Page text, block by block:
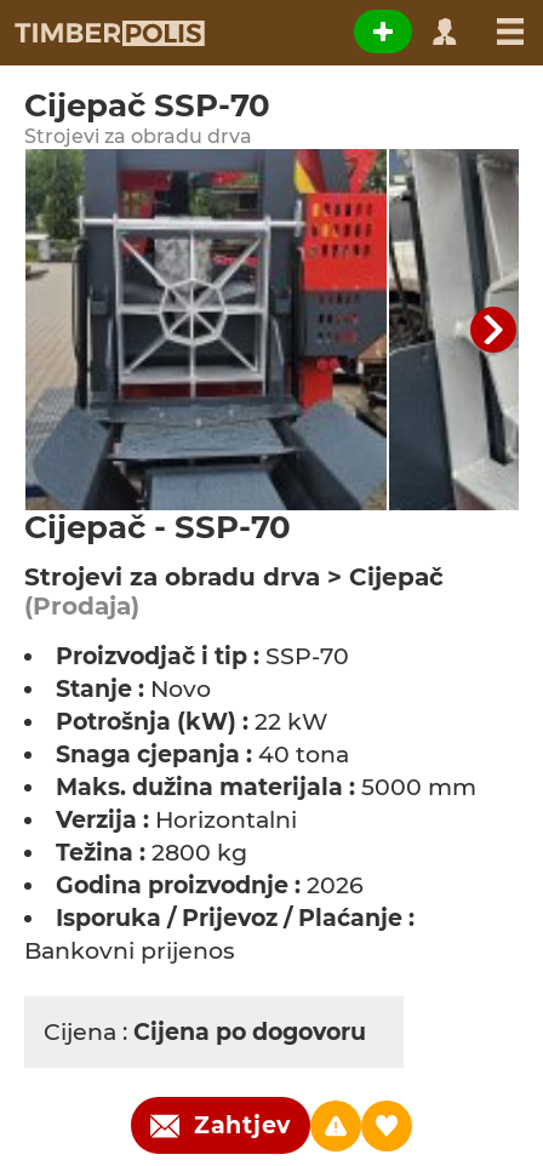
Cijepač SSP-70
Strojevi za obradu drva
Cijepač - SSP-70
Strojevi za obradu drva > Cijepač
(Prodaja)
Proizvodjač i tip : SSP-70
Stanje : Novo
Potrošnja (kW) : 22 kW
Snaga cjepanja : 40 tona
Maks. dužina materijala : 5000 mm
Verzija : Horizontalni
Težina : 2800 kg
Godina proizvodnje : 2026
Isporuka / Prijevoz / Plaćanje :
Bankovni prijenos
Cijena : Cijena po dogovoru
Zahtjev